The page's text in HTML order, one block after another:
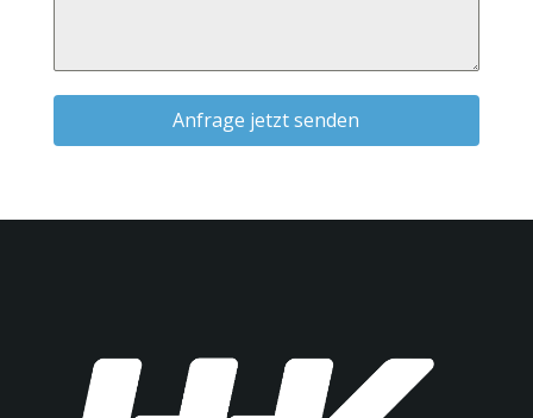
Anfrage jetzt senden